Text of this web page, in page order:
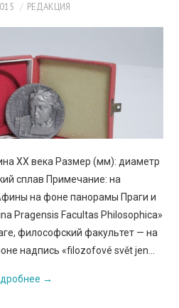
РЕДАКЦИЯ
XX века Размер (мм): диаметр
сплав Примечание: на
на фоне панорамы Праги и
Pragensis Facultas Philosophica»
философский факультет — на
надпись «filozofové svět jen…
→